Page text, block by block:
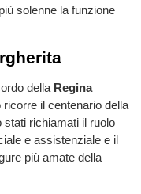
solenne la funzione
della Regina
il centenario della
richiamati il ruolo
e assistenziale e il
più amate della